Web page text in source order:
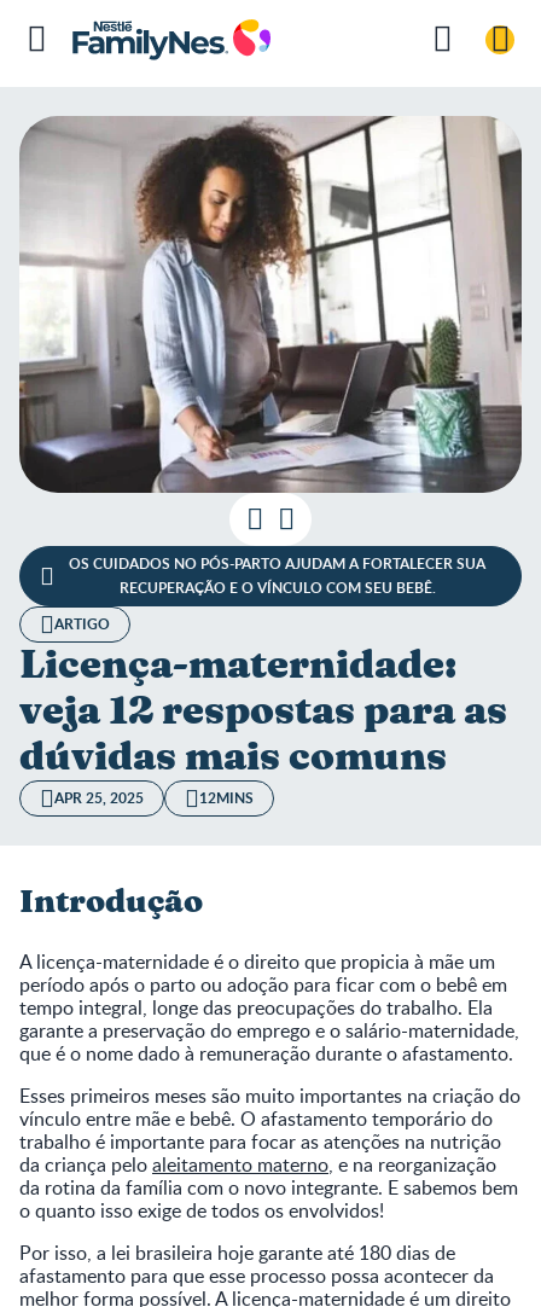
OS CUIDADOS NO PÓS-PARTO AJUDAM A FORTALECER SUA
RECUPERAÇÃO E O VÍNCULO COM SEU BEBÊ.
ARTIGO
Licença-maternidade:
veja 12 respostas para as
dúvidas mais comuns
APR 25, 2025 12MINS
Introdução
A licença-maternidade é o direito que propicia à mãe um
período após o parto ou adoção para ficar com o bebê em
tempo integral, longe das preocupações do trabalho. Ela
garante a preservação do emprego e o salário-maternidade,
que é o nome dado à remuneração durante o afastamento.
Esses primeiros meses são muito importantes na criação do
vínculo entre mãe e bebê. O afastamento temporário do
trabalho é importante para focar as atenções na nutrição
da criança peloaleitamento materno, e na reorganização
da rotina da família com o novo integrante. E sabemos bem
o quanto isso exige de todos os envolvidos!
Por isso, a lei brasileira hoje garante até 180 dias de
afastamento para que esse processo possa acontecer da
melhor forma possível. A licença-maternidade é um direito